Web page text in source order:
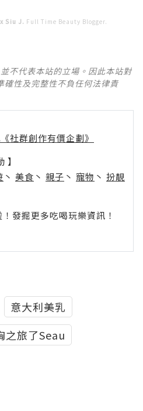
Siu J. Full Time Beauty Blogger.
不代表本站的立場。因此本站對
確性及完整性不負任何法律責
社群創作有價企劃》
】
丶 美食 丶 親子 丶 寵物 丶 扮靚
發掘更多吃喝玩樂資訊！
意大利美乳
之旅了Seau